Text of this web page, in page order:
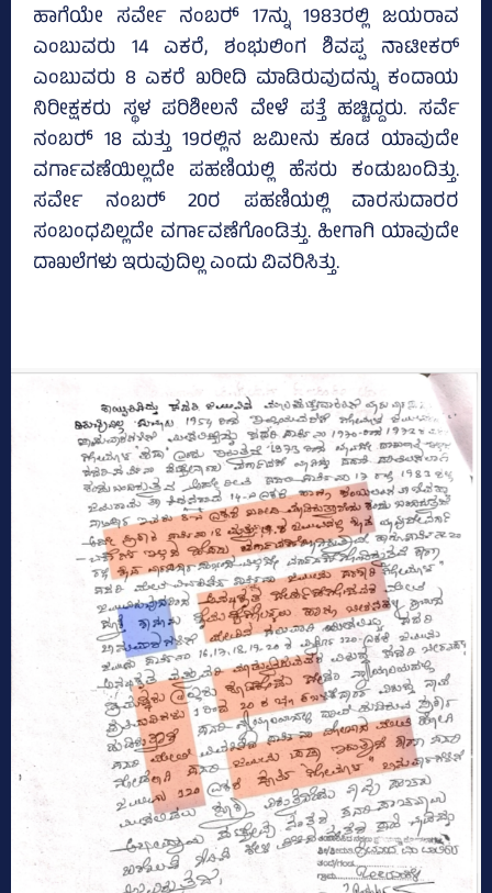
ಹಾಗೆಯೇ ಸರ್ವೇ ನಂಬರ್‍‌ 17ನ್ನು 1983ರಲ್ಲಿ ಜಯರಾವ
ಎಂಬುವರು 14 ಎಕರೆ, ಶಂಭುಲಿಂಗ ಶಿವಪ್ಪ ನಾಟೀಕರ್
ಎಂಬುವರು 8 ಎಕರೆ ಖರೀದಿ ಮಾಡಿರುವುದನ್ನು ಕಂದಾಯ
ನಿರೀಕ್ಷಕರು ಸ್ಥಳ ಪರಿಶೀಲನೆ ವೇಳೆ ಪತ್ತೆ ಹಚ್ಚಿದ್ದರು. ಸರ್ವೆ
ನಂಬರ್‍‌ 18 ಮತ್ತು 19ರಲ್ಲಿನ ಜಮೀನು ಕೂಡ ಯಾವುದೇ
ವರ್ಗಾವಣೆಯಿಲ್ಲದೇ ಪಹಣಿಯಲ್ಲಿ ಹೆಸರು ಕಂಡುಬಂದಿತ್ತು.
ಸರ್ವೇ ನಂಬರ್‍‌ 20ರ ಪಹಣಿಯಲ್ಲಿ ವಾರಸುದಾರರ
ಸಂಬಂಧವಿಲ್ಲದೇ ವರ್ಗಾವಣೆಗೊಂಡಿತ್ತು. ಹೀಗಾಗಿ ಯಾವುದೇ
ದಾಖಲೆಗಳು ಇರುವುದಿಲ್ಲ ಎಂದು ವಿವರಿಸಿತ್ತು.